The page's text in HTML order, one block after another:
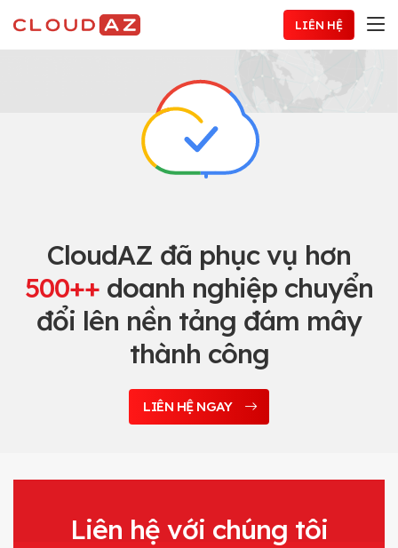
đến
LIÊN HỆ
CloudAZ đã phục vụ hơn
500++ doanh nghiệp chuyển
đổi lên nền tảng đám mây
thành công
LIÊN HỆ NGAY
Liên hệ với chúng tôi